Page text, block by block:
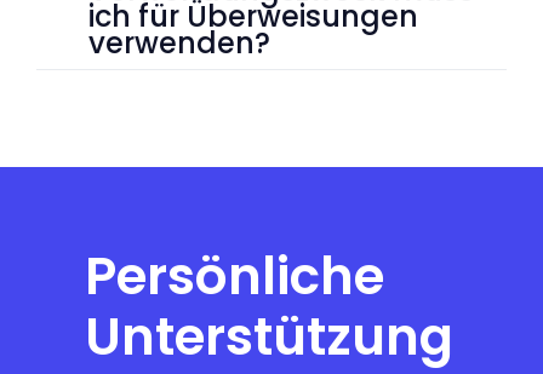
ich für Überweisungen
verwenden?
Persönliche
Unterstützung